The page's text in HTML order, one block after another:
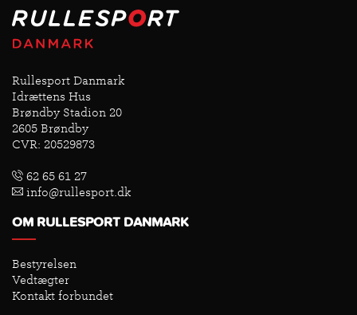
Rullesport Danmark
Idrættens Hus
Brøndby Stadion 20
2605 Brøndby
CVR: 20529873
62 65 61 27
info@rullesport.dk
OM RULLESPORT DANMARK
Bestyrelsen
Vedtægter
Kontakt forbundet